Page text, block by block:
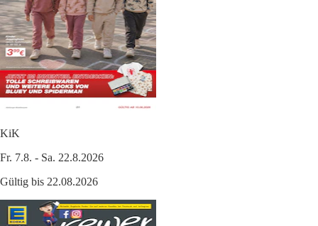
KiK
Fr. 7.8. - Sa. 22.8.2026
Gültig bis 22.08.2026